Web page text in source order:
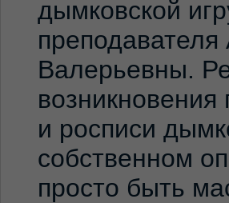
дымковской
Валерьевны.
и росписи
собственном
просто быть